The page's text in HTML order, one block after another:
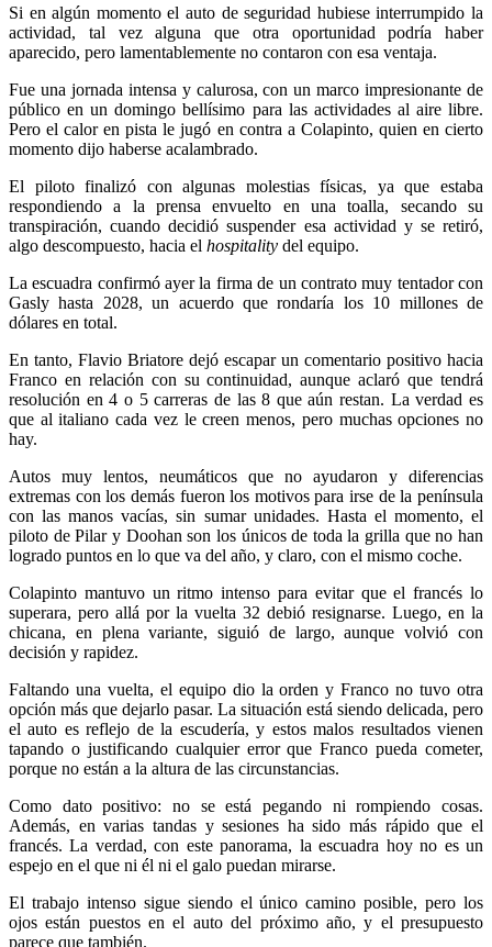
Si en algún momento el auto de seguridad hubiese interrumpido la
actividad, tal vez alguna que otra oportunidad podría haber
aparecido, pero lamentablemente no contaron con esa ventaja.
Fue una jornada intensa y calurosa, con un marco impresionante de
público en un domingo bellísimo para las actividades al aire libre.
Pero el calor en pista le jugó en contra a Colapinto, quien en cierto
momento dijo haberse acalambrado.
El piloto finalizó con algunas molestias físicas, ya que estaba
respondiendo a la prensa envuelto en una toalla, secando su
transpiración, cuando decidió suspender esa actividad y se retiró,
algo descompuesto, hacia el hospitality del equipo.
La escuadra confirmó ayer la firma de un contrato muy tentador con
Gasly hasta 2028, un acuerdo que rondaría los 10 millones de
dólares en total.
En tanto, Flavio Briatore dejó escapar un comentario positivo hacia
Franco en relación con su continuidad, aunque aclaró que tendrá
resolución en 4 o 5 carreras de las 8 que aún restan. La verdad es
que al italiano cada vez le creen menos, pero muchas opciones no
hay.
Autos muy lentos, neumáticos que no ayudaron y diferencias
extremas con los demás fueron los motivos para irse de la península
con las manos vacías, sin sumar unidades. Hasta el momento, el
piloto de Pilar y Doohan son los únicos de toda la grilla que no han
logrado puntos en lo que va del año, y claro, con el mismo coche.
Colapinto mantuvo un ritmo intenso para evitar que el francés lo
superara, pero allá por la vuelta 32 debió resignarse. Luego, en la
chicana, en plena variante, siguió de largo, aunque volvió con
decisión y rapidez.
Faltando una vuelta, el equipo dio la orden y Franco no tuvo otra
opción más que dejarlo pasar. La situación está siendo delicada, pero
el auto es reflejo de la escudería, y estos malos resultados vienen
tapando o justificando cualquier error que Franco pueda cometer,
porque no están a la altura de las circunstancias.
Como dato positivo: no se está pegando ni rompiendo cosas.
Además, en varias tandas y sesiones ha sido más rápido que el
francés. La verdad, con este panorama, la escuadra hoy no es un
espejo en el que ni él ni el galo puedan mirarse.
El trabajo intenso sigue siendo el único camino posible, pero los
ojos están puestos en el auto del próximo año, y el presupuesto
parece que también.